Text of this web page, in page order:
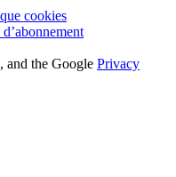
cookies
and the Google Privacy